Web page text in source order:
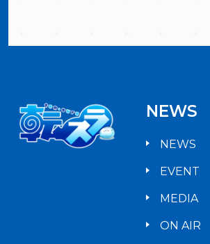
NEWS
NEWS
EVENT
MEDIA
ON AIR